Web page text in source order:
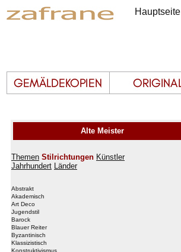
Hauptseite
Alte Meister
Themen Stilrichtungen Künstler
Jahrhundert Länder
Abstrakt
Akademisch
Art Deco
Jugendstil
Barock
Blauer Reiter
Byzantinisch
Klassizistisch
Konstruktivismus